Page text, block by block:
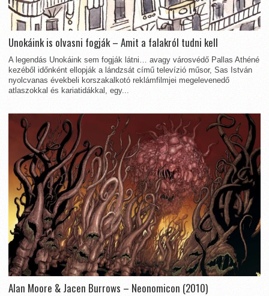
Unokáink is olvasni fogják – Amit a falakról tudni kell
A legendás Unokáink sem fogják látni… avagy városvédő Pallas Athéné
kezéből időnként ellopják a lándzsát című televízió műsor, Sas István
nyolcvanas évekbeli korszakalkotó reklámfilmjei megelevenedő
atlaszokkal és kariatidákkal, egy...
Alan Moore & Jacen Burrows – Neonomicon (2010)